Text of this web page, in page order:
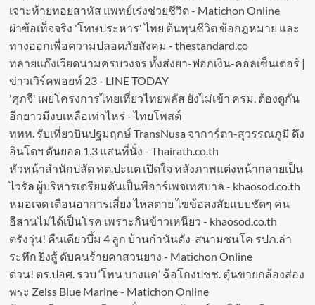
เจาะท้ายทอยสาหัส แพทย์เร่งช่วยชีวิต - Matichon Online
ผ่าข้อเท็จจริง 'โทษประหาร' ไทย ต้นทุนชีวิต ข้อกฎหมาย และ
ทางออกเพื่อความปลอดภัยสังคม - thestandard.co
ทลายแก๊งเวียดนามครบวงจร ทั้งส่งยา-ฟอกเงิน-คอลเซ็นเตอร์ |
ข่าวเวิร์คพอยท์ 23 - LINE TODAY
'ศุภจี' เผยโครงการไทยเที่ยวไทยพลัส ยังไม่เข้า ครม. ต้องดูกัน
อีกยาวมีงบเหลือเท่าไหร่ - ไทยโพสต์
ททท. รับเที่ยวบินปฐมฤกษ์ TransNusa จาการ์ตา-สุวรรณภูมิ ดึง
อินโดฯ ดันยอด 1.3 แสนที่นั่ง - Thairath.co.th
หัวหน้าสำนักปลัด ทต.ปะแต เปิดใจ หลังภาพแต่งหน้ากลายเป็น
ไวรัล ผู้บริหารเตรียมดันเป็นพีอาร์เพจเทศบาล - khaosod.co.th
หมอเจด เตือนอาการเสี่ยง ไหลตาย ไขข้อสงสัยแบบชัดๆ คน
อีสานไม่ได้เป็นโรค เพราะกินข้าวเหนียว - khaosod.co.th
ตรังวุ่น! คืนเดียวบึ้ม 4 ลูก บ้านกำนันดัง-สนามชนโค รปภ.ล่า
ระทึก ยิงสู้ ดับคนร้ายคาสวนยาง - Matichon Online
ด่วน! ตร.ปอศ. รวบ ‘โทน บางแค’ ฉ้อโกงปชช. ตุ๋นขายกล้องส่อง
พระ Zeiss Blue Marine - Matichon Online